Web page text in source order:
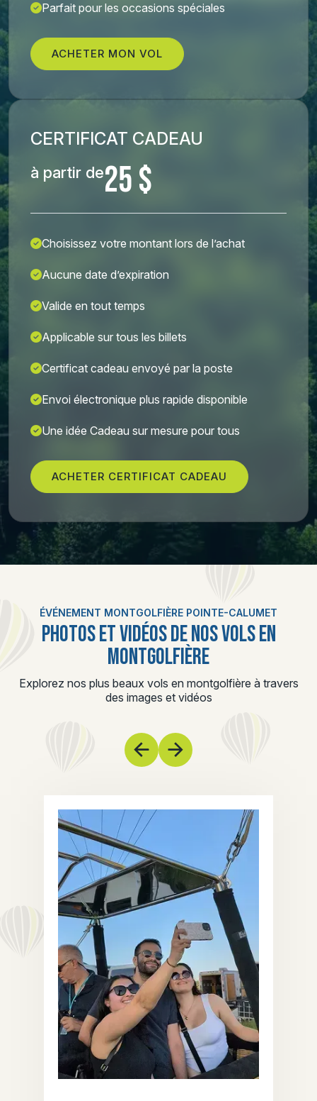
Parfait pour les occasions spéciales
ACHETER MON VOL
CERTIFICAT CADEAU
à partir de25 $
Choisissez votre montant lors de l’achat
Aucune date d’expiration
Valide en tout temps
Applicable sur tous les billets
Certificat cadeau envoyé par la poste
Envoi électronique plus rapide disponible
Une idée Cadeau sur mesure pour tous
ACHETER CERTIFICAT CADEAU
ÉVÉNEMENT MONTGOLFIÈRE POINTE-CALUMET
PHOTOS ET VIDÉOS DE NOS VOLS EN
MONTGOLFIÈRE
Explorez nos plus beaux vols en montgolfière à travers
des images et vidéos